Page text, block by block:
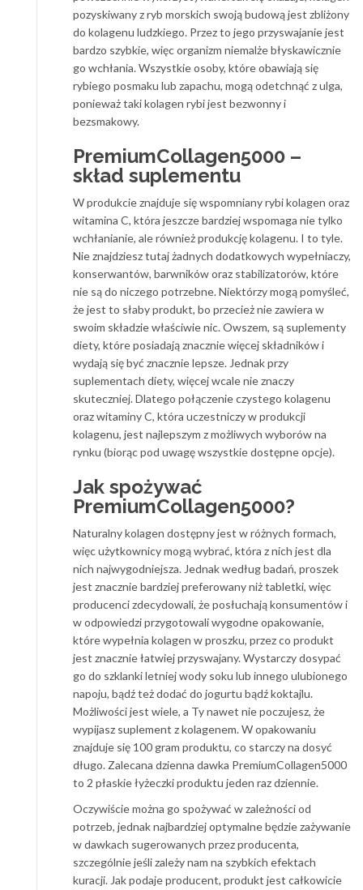
pozyskiwany z ryb morskich swoją budową jest zbliżony
do kolagenu ludzkiego. Przez to jego przyswajanie jest
bardzo szybkie, więc organizm niemalże błyskawicznie
go wchłania. Wszystkie osoby, które obawiają się
rybiego posmaku lub zapachu, mogą odetchnąć z ulga,
ponieważ taki kolagen rybi jest bezwonny i
bezsmakowy.
PremiumCollagen5000 –
skład suplementu
W produkcie znajduje się wspomniany rybi kolagen oraz
witamina C, która jeszcze bardziej wspomaga nie tylko
wchłanianie, ale również produkcję kolagenu. I to tyle.
Nie znajdziesz tutaj żadnych dodatkowych wypełniaczy,
konserwantów, barwników oraz stabilizatorów, które
nie są do niczego potrzebne. Niektórzy mogą pomyśleć,
że jest to słaby produkt, bo przecież nie zawiera w
swoim składzie właściwie nic. Owszem, są suplementy
diety, które posiadają znacznie więcej składników i
wydają się być znacznie lepsze. Jednak przy
suplementach diety, więcej wcale nie znaczy
skuteczniej. Dlatego połączenie czystego kolagenu
oraz witaminy C, która uczestniczy w produkcji
kolagenu, jest najlepszym z możliwych wyborów na
rynku (biorąc pod uwagę wszystkie dostępne opcje).
Jak spożywać
PremiumCollagen5000?
Naturalny kolagen dostępny jest w różnych formach,
więc użytkownicy mogą wybrać, która z nich jest dla
nich najwygodniejsza. Jednak według badań, proszek
jest znacznie bardziej preferowany niż tabletki, więc
producenci zdecydowali, że posłuchają konsumentów i
w odpowiedzi przygotowali wygodne opakowanie,
które wypełnia kolagen w proszku, przez co produkt
jest znacznie łatwiej przyswajany. Wystarczy dosypać
go do szklanki letniej wody soku lub innego ulubionego
napoju, bądź też dodać do jogurtu bądź koktajlu.
Możliwości jest wiele, a Ty nawet nie poczujesz, że
wypijasz suplement z kolagenem. W opakowaniu
znajduje się 100 gram produktu, co starczy na dosyć
długo. Zalecana dzienna dawka PremiumCollagen5000
to 2 płaskie łyżeczki produktu jeden raz dziennie.
Oczywiście można go spożywać w zależności od
potrzeb, jednak najbardziej optymalne będzie zażywanie
w dawkach sugerowanych przez producenta,
szczególnie jeśli zależy nam na szybkich efektach
kuracji. Jak podaje producent, produkt jest całkowicie